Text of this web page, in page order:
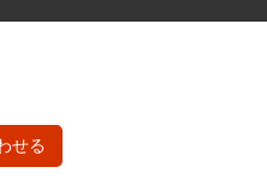
せる